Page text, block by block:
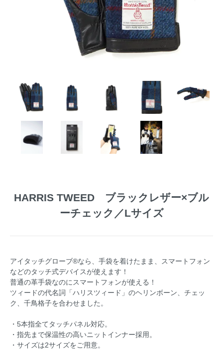
HARRIS TWEED ブラックレザー×ブル
ーチェック／Lサイズ
アイタッチグローブ®なら、手袋を着けたまま、スマートフォン
などのタッチ式デバイスが使えます！
普通の革手袋なのにスマートフォンが使える！
ツィードの代名詞「ハリスツィード」のヘリンボーン、チェッ
ク、千鳥格子を合わせました。
・5本指全てタッチパネル対応。
・指先まで保温性の高いニットインナー採用。
・サイズは2サイズをご用意。